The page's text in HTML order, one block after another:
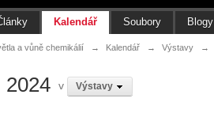
Kalendář Soubory Blogy
a vůně chemikálií → Kalendář → Výstavy →
2024 v Výstavy